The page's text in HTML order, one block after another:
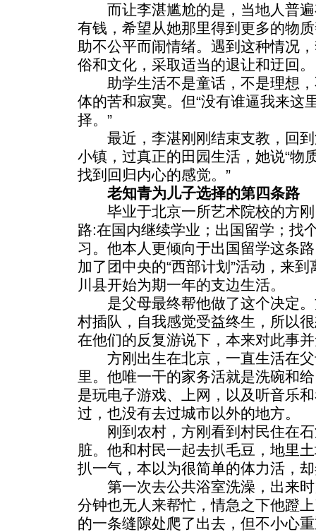
而让李湛尴尬的是，当地人普遍
有钱，希望从她那里得到更多的物
助不公平而闹情绪。遇到这种情况
俗和文化，采取适当的退让和迂回。
助学生活不是童话，不是理想，
体的苦和寂寞。但“没有谁逼我来这
择。”
最近，李湛刚刚结束支教，回到
小镇，过真正的田园生活，她说“物
找到回归内心的感觉。”
老知青为儿子选择的第四条路
毕业于北京一所艺术院校的方刚
路:在国内继续学业；出国留学；找
习。他本人更倾向于出国留学这条
加了团中央的“西部计划”活动，来
川县开始为期一年的支边生活。
是父母最终帮他做了这个决定。
村插队，自我感觉受益终生，所以
在他们的反复游说下，本来对此事
方刚出生在北京，一直生活在父
里。他唯一干的家务活就是洗碗和
是玩电子游戏、上网，以及听音乐
过，也没有去过城市以外的地方。
刚到农村，方刚看到村民住在石
脏。他和村民一起去扒毛豆，地里
扒一气，本以为很简单的体力活，
第一次去公共浴室洗澡，出来时
分钟也无人来帮忙，情急之下他蹬
的一条缝隙处爬了出去，但不小心